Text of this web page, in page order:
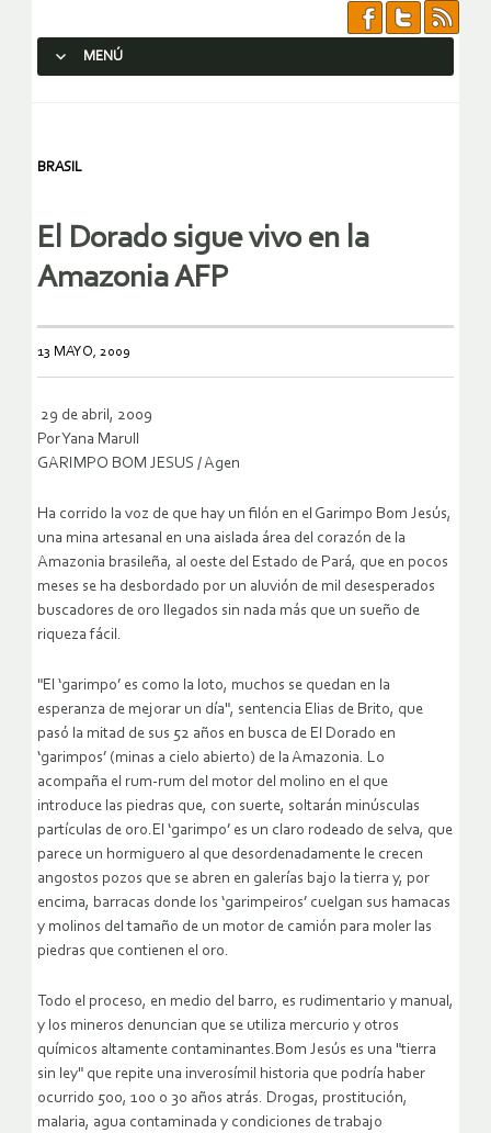
MENÚ
BRASIL
El Dorado sigue vivo en la
Amazonia AFP
13 MAYO, 2009
‎29 de abril, 2009‎
Por Yana Marull
GARIMPO BOM JESUS / Agen
Ha corrido la voz de que hay un filón en el Garimpo Bom Jesús,
una mina artesanal en una aislada área del corazón de la
Amazonia brasileña, al oeste del Estado de Pará, que en pocos
meses se ha desbordado por un aluvión de mil desesperados
buscadores de oro llegados sin nada más que un sueño de
riqueza fácil.
"El ‘garimpo’ es como la loto, muchos se quedan en la
esperanza de mejorar un día", sentencia Elias de Brito, que
pasó la mitad de sus 52 años en busca de El Dorado en
‘garimpos’ (minas a cielo abierto) de la Amazonia. Lo
acompaña el rum-rum del motor del molino en el que
introduce las piedras que, con suerte, soltarán minúsculas
partículas de oro.El ‘garimpo’ es un claro rodeado de selva, que
parece un hormiguero al que desordenadamente le crecen
angostos pozos que se abren en galerías bajo la tierra y, por
encima, barracas donde los ‘garimpeiros’ cuelgan sus hamacas
y molinos del tamaño de un motor de camión para moler las
piedras que contienen el oro.
Todo el proceso, en medio del barro, es rudimentario y manual,
y los mineros denuncian que se utiliza mercurio y otros
químicos altamente contaminantes.Bom Jesús es una "tierra
sin ley" que repite una inverosímil historia que podría haber
ocurrido 500, 100 o 30 años atrás. Drogas, prostitución,
malaria, agua contaminada y condiciones de trabajo